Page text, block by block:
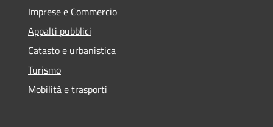
Imprese e Commercio
Appalti pubblici
Catasto e urbanistica
Turismo
Mobilità e trasporti